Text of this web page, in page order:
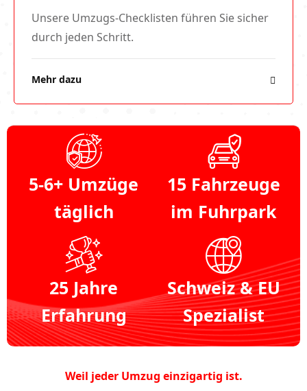
Unsere Umzugs-Checklisten führen Sie sicher
durch jeden Schritt.
Mehr dazu
5-6+ Umzüge
täglich
15 Fahrzeuge
im Fuhrpark
25 Jahre
Erfahrung
Schweiz & EU
Spezialist
Weil jeder Umzug einzigartig ist.